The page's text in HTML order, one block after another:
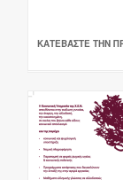
ΚΑΤΕΒΆΣΤΕ ΤΗΝ